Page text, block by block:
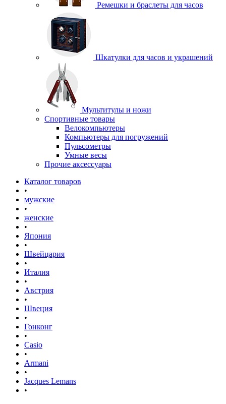
Ремешки и браслеты для часов
Шкатулки для часов и украшений
Мультитулы и ножи
Спортивные товары
Велокомпьютеры
Компьютеры для погружений
Пульсометры
Умные весы
Прочие аксессуары
Каталог товаров
•
мужские
•
женские
•
Япония
•
Швейцария
•
Италия
•
Австрия
•
Швеция
•
Гонконг
•
Casio
•
Armani
•
Jacques Lemans
•